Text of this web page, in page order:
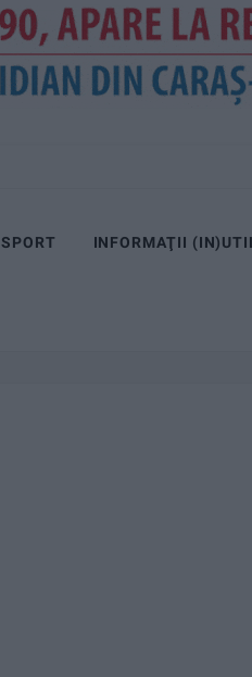
SPORT INFORMAŢII